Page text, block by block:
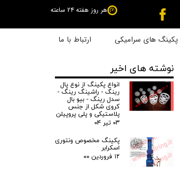
پکینگ های سرامیکی ارتباط با ما
هر روز هفته 24 ساعته
نوشته های اخیر
انواع پکینگ از نوع پال
رینگ - راشینگ رینگ -
سدل رینگ - بیو بال
کروی شکل از جنس
پلاستیکی و پلی پروپیلن
۰۳ تیر ۰۴
پکینگ مخصوص ونتوری
اسکرابر
۱۲ فروردین ۰۰